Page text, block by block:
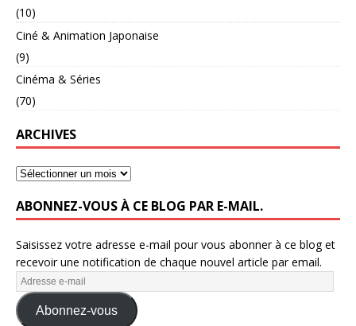
(10)
Ciné & Animation Japonaise
(9)
Cinéma & Séries
(70)
ARCHIVES
ABONNEZ-VOUS À CE BLOG PAR E-MAIL.
Saisissez votre adresse e-mail pour vous abonner à ce blog et
recevoir une notification de chaque nouvel article par email.
Abonnez-vous